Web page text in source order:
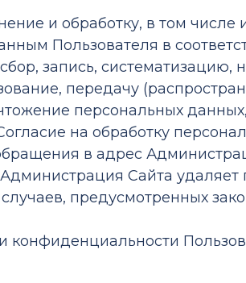
и обработку, в том
Пользователя в
запись, систематизацию,
передачу
персональных
на обработку
в адрес
Сайта
предусмотренных
конфиденциальности